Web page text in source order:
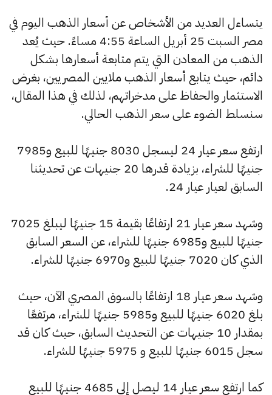
يتساءل العديد من الأشخاص عن أسعار الذهب اليوم في
مصر السبت 25 أبريل الساعة 4:55 مساءً. حيث يُعد
الذهب من المعادن التي يتم متابعة أسعارها بشكل
دائم، حيث يتابع أسعار الذهب ملايين المصريين، بغرض
الاستثمار والحفاظ على مدخراتهم، لذلك في هذا المقال،
سنسلط الضوء على سعر الذهب الحالي.
ارتفع سعر عيار 24 ليسجل 8030 جنيهًا للبيع و7985
جنيهًا للشراء، بزيادة قدرها 20 جنيهات عن تحديثنا
السابق لعيار عيار 24.
وشهد سعر عيار 21 ارتفاعًا بقيمة 15 جنيهًا ليبلغ 7025
جنيهًا للبيع و6985 جنيهًا للشراء، عن السعر السابق
الذي كان 7020 جنيهًا للبيع و6970 جنيهًا للشراء.
وشهد سعر عيار 18 ارتفاعًا بالسوق المصري الآن، حيث
بلغ 6020 جنيهًا للبيع و5985 جنيهًا للشراء، مرتفعًا
بمقدار 10 جنيهات عن التحديث السابق، حيث كان قد
سجل 6015 جنيهًا للبيع و 5975 جنيهًا للشراء.
كما ارتفع سعر عيار 14 ليصل إلى 4685 جنيهًا للبيع